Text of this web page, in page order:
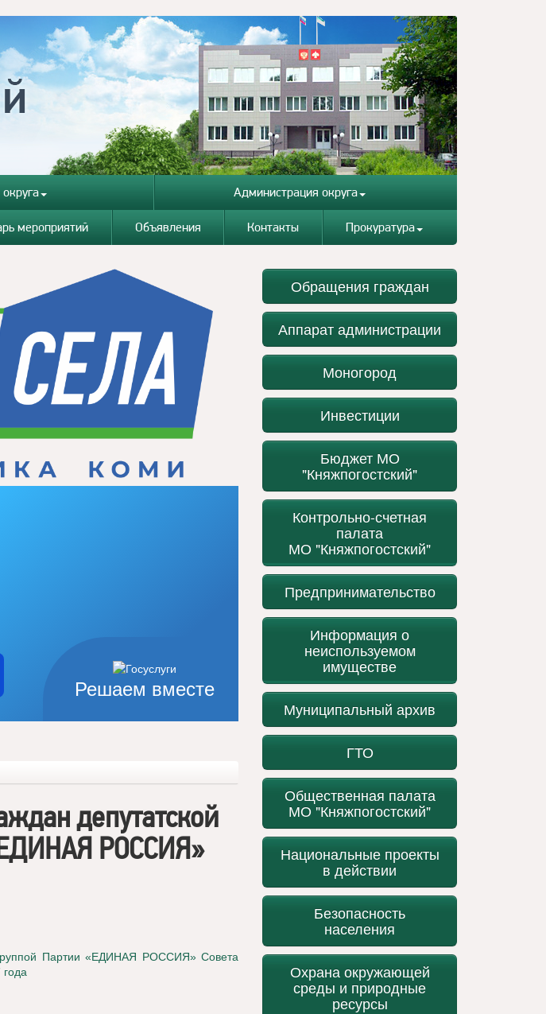
Администрация округа
мероприятий Объявления Контакты Прокуратура
Решаем вместе
депутатской
РОССИЯ»
Партии «ЕДИНАЯ РОССИЯ» Совета
Обращения граждан
Аппарат администрации
Моногород
Инвестиции
Бюджет МО
"Княжпогостский"
Контрольно-счетная
палата
МО "Княжпогостский"
Предпринимательство
Информация о
неиспользуемом
имуществе
Муниципальный архив
ГТО
Общественная палата
МО "Княжпогостский"
Национальные проекты
в действии
Безопасность
населения
Охрана окружающей
среды и природные
ресурсы